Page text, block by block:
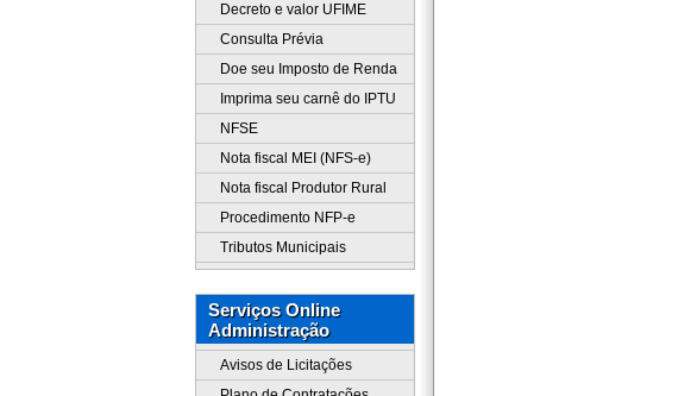
Decreto e valor UFIME
Consulta Prévia
Doe seu Imposto de Renda
Imprima seu carnê do IPTU
NFSE
Nota fiscal MEI (NFS-e)
Nota fiscal Produtor Rural
Procedimento NFP-e
Tributos Municipais
Serviços Online
Administração
Avisos de Licitações